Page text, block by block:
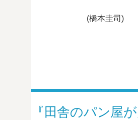
(橋本圭司)
『田舎のパン屋